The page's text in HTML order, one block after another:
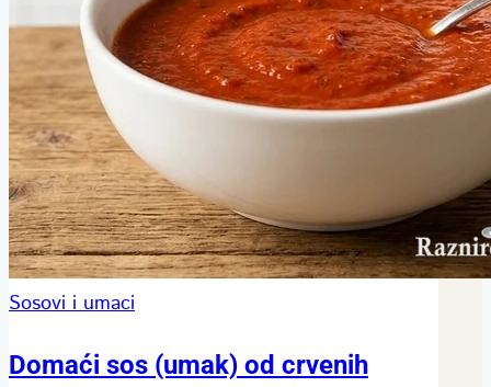
Sosovi i umaci
Domaći sos (umak) od crvenih